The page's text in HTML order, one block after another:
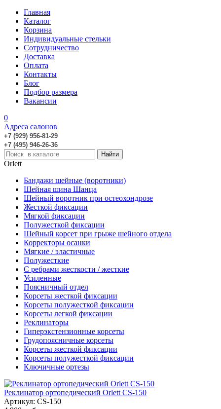
Главная
Каталог
Корзина
Индивидуальные стельки
Сотрудничество
Доставка
Оплата
Контакты
Блог
Подбор размера
Вакансии
0
Адреса салонов
+7 (929) 956-81-29
+7 (495) 946-26-36
Orlett
Бандажи шейные (воротники)
Шейная шина Шанца
Шейный воротник при остеохондрозе
Жесткой фиксации
Мягкой фиксации
Полужесткой фиксации
Шейный корсет при грыже шейного отдела
Корректоры осанки
Мягкие / эластичные
Полужесткие
С ребрами жесткости / жесткие
Усиленные
Поясничный отдел
Корсеты жесткой фиксации
Корсеты полужесткой фиксации
Корсеты легкой фиксации
Реклинаторы
Гиперэкстензионные корсеты
Грудопоясничные корсеты
Корсеты жесткой фиксации
Корсеты полужесткой фиксации
Ключичные ортезы
Реклинатор ортопедический Orlett CS-150
Артикул: CS-150